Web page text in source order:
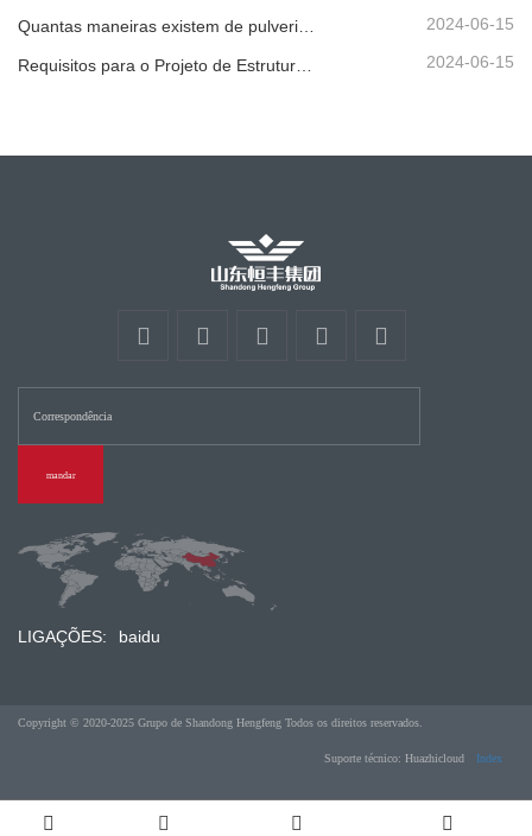
Quantas maneiras existem de pulverizar o guarda-corpo corrugado? 2024-06-15
2024-06-15
mandar
LIGAÇÕES: baidu
Copyright © 2020-2025 Grupo de Shandong Hengfeng Todos os direitos reservados.
Suporte técnico: Huazhicloud Index